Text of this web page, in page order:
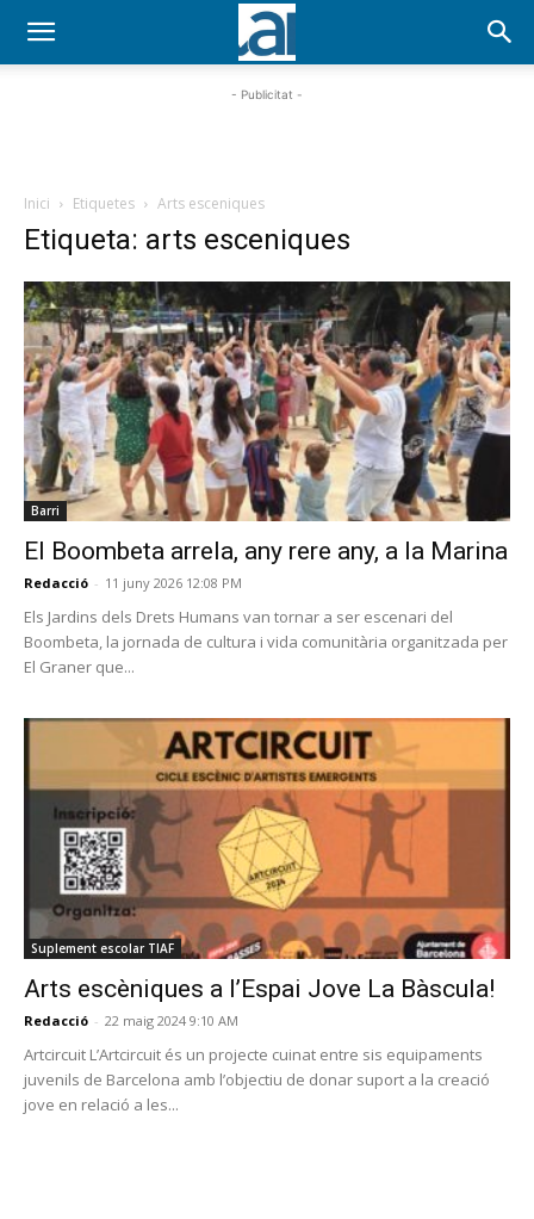
- Publicitat -
Inici Etiquetes Arts esceniques
Etiqueta: arts esceniques
Barri
El Boombeta arrela, any rere any, a la Marina
Redacció - 11 juny 2026 12:08 PM
Els Jardins dels Drets Humans van tornar a ser escenari del
Boombeta, la jornada de cultura i vida comunitària organitzada per
El Graner que...
Suplement escolar TIAF
Arts escèniques a l’Espai Jove La Bàscula!
Redacció - 22 maig 2024 9:10 AM
Artcircuit L’Artcircuit és un projecte cuinat entre sis equipaments
juvenils de Barcelona amb l’objectiu de donar suport a la creació
jove en relació a les...